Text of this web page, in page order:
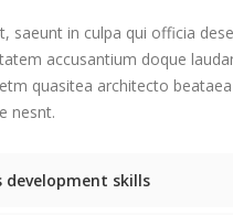
saeunt in culpa qui officia
accusantium doque
quasitea architecto
nesnt.
development skills